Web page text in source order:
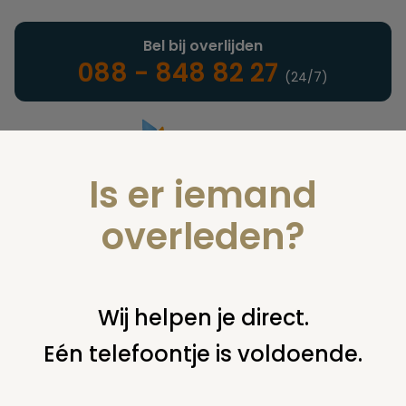
Landelijke uitvaartonderneming
Bel bij overlijden
088 - 848 82 27 (24/7)
U bent hier: home juridisch begraven overig begraven /
contact met u
Is er iemand
overleden?
Wij helpen je direct.
Eén telefoontje is voldoende.